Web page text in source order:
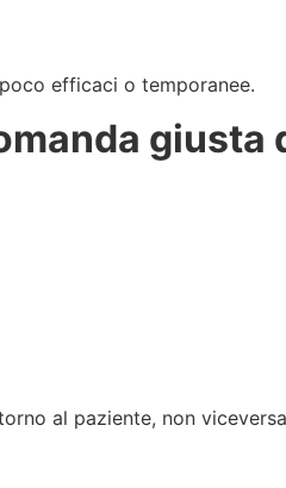
efficaci o temporanee.
giusta
al paziente, non